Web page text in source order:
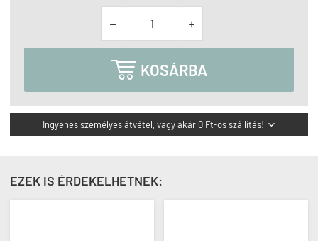
 
 KOSÁRBA
Ingyenes személyes átvétel, vagy akár 0 Ft-os szállítás! 
EZEK IS ÉRDEKELHETNEK: